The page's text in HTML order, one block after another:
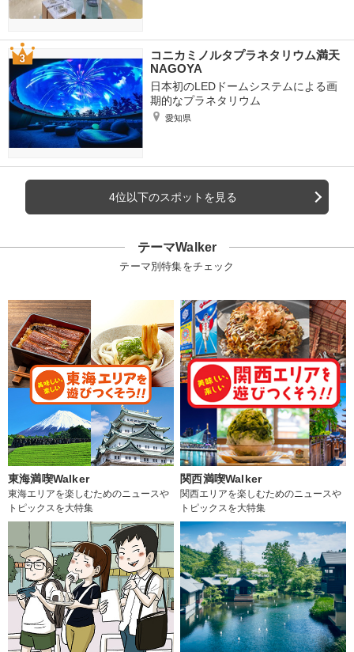
コニカミノルタプラネタリウム満天
NAGOYA
日本初のLEDドームシステムによる画
期的なプラネタリウム
愛知県
4位以下のスポットを見る
テーマWalker
テーマ別特集をチェック
東海満喫Walker
東海エリアを楽しむためのニュースや
トピックスを大特集
関西満喫Walker
関西エリアを楽しむためのニュースや
トピックスを大特集